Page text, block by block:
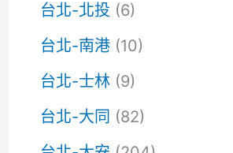
台北-北投 (6)
台北-南港(10)
台北-士林(9)
台北-大同 (82)